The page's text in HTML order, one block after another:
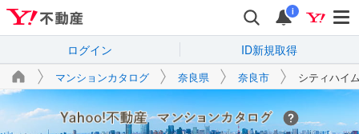
i
ログイン ID新規取得
マンションカタログ 奈良県 奈良市 シティハイ
Yahoo!不動産